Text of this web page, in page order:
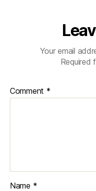
Your email
Required
Comment *
Name *